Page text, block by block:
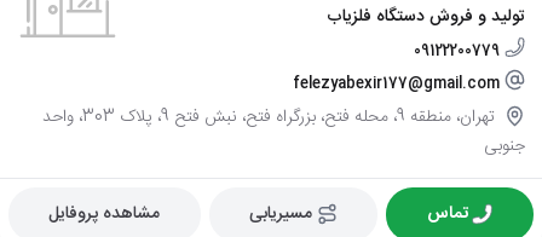
تولید و فروش دستگاه فلزیاب
09122200779
felezyabexir177@gmail.com
تهران، منطقه 9، محله فتح، بزرگراه فتح، نبش فتح 9، پلاک 303، واحد
جنوبی
تماس مسیریابی مشاهده پروفایل